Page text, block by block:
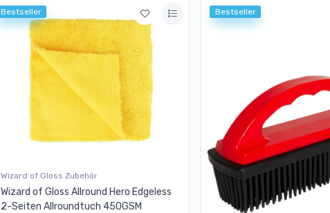
Bestseller
Wizard of Gloss Zubehör
Wizard of Gloss Allround Hero Edgeless
2-Seiten Allroundtuch 450GSM
Bestseller